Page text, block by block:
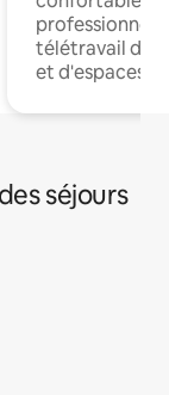
professionnels
télétravail
et d'espaces
séjours